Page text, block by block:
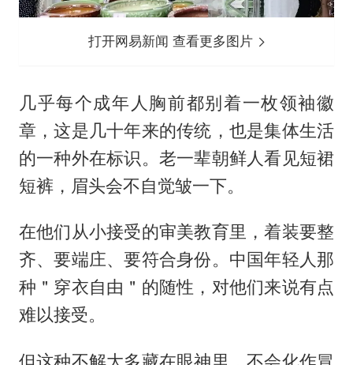
打开网易新闻 查看更多图片
几乎每个成年人胸前都别着一枚领袖徽
章，这是几十年来的传统，也是集体生活
的一种外在标识。老一辈朝鲜人看见短裙
短裤，眉头会不自觉皱一下。
在他们从小接受的审美教育里，着装要整
齐、要端庄、要符合身份。中国年轻人那
种＂穿衣自由＂的随性，对他们来说有点
难以接受。